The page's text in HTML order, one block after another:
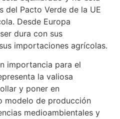
del Pacto Verde de la UE
Desde Europa
dura con sus
importaciones agrícolas.
importancia para el
la valiosa
y poner en
modelo de producción
medioambientales y